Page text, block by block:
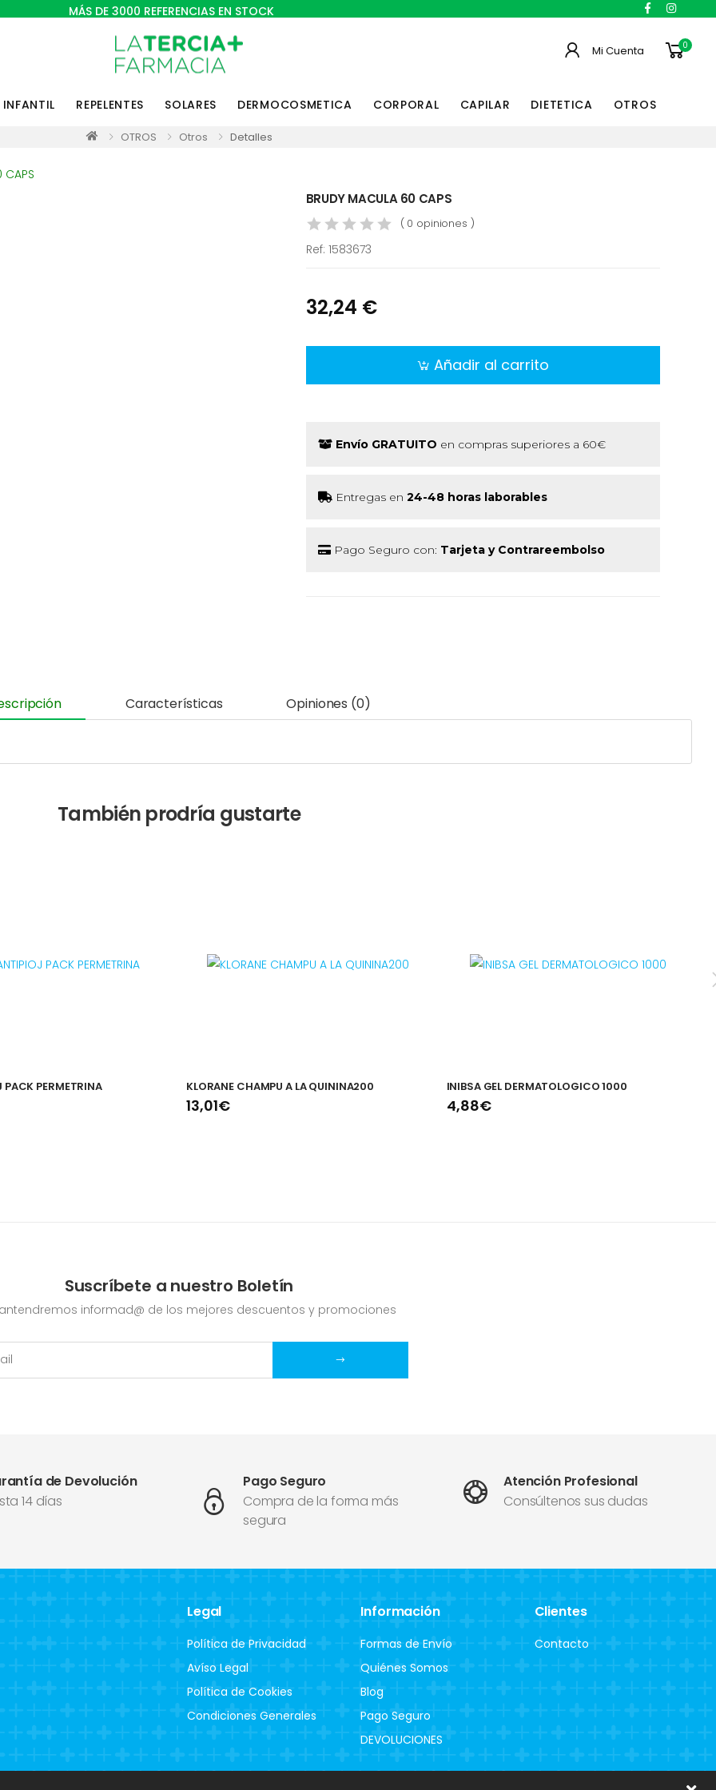
MÁS DE 3000 REFERENCIAS EN STOCK
Mi Cuenta 0
INFANTIL REPELENTES SOLARES DERMOCOSMETICA CORPORAL CAPILAR DIETETICA OTROS
OTROS Otros Detalles
BRUDY MACULA 60 CAPS
( 0 opiniones )
Ref: 1583673
32,24 €
Añadir al carrito
Envío GRATUITO en compras superiores a 60€
Entregas en 24-48 horas laborables
Pago Seguro con: Tarjeta y Contrareembolso
Características Opiniones (0)
También prodría gustarte
PERMETRINA KLORANE CHAMPU A LA QUININA200
13,01€
INIBSA GEL DERMATOLOGICO 1000
4,88€
Suscríbete a nuestro Boletín
informad@ de los mejores descuentos y promociones
de Devolución
14 días
Pago Seguro
Compra de la forma más
segura
Atención Profesional
Consúltenos sus dudas
Legal
Política de Privacidad
Avíso Legal
Política de Cookies
Condiciones Generales
Información
Formas de Envío
Quiénes Somos
Blog
Pago Seguro
DEVOLUCIONES
Clientes
Contacto